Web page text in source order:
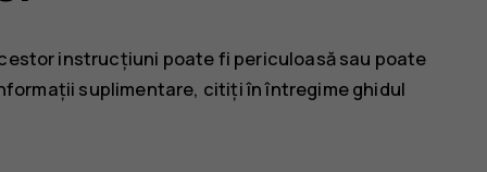
instrucțiuni poate fi periculoasă sau poate
suplimentare, citiți în întregime ghidul